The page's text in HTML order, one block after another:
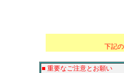
下記
■ 重要なご注意とお願い